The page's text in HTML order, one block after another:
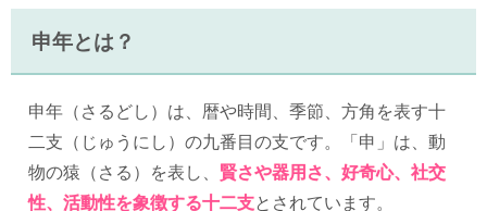
申年とは？
申年（さるどし）は、暦や時間、季節、方角を表す十
二支（じゅうにし）の九番目の支です。「申」は、動
物の猿（さる）を表し、 賢さや器用さ、好奇心、社交
性、活動性を象徴する十二支とされています。